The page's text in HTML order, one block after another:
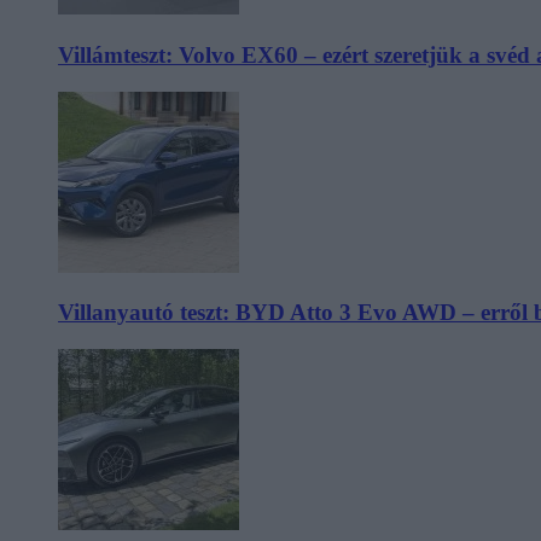
Villámteszt: Volvo EX60 – ezért szeretjük a svéd
Villanyautó teszt: BYD Atto 3 Evo AWD – erről